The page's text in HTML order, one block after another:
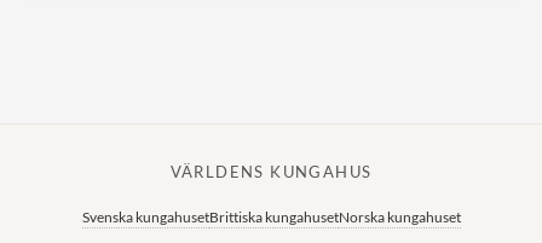
VÄRLDENS KUNGAHUS
Svenska kungahusetBrittiska kungahusetNorska kungahuset